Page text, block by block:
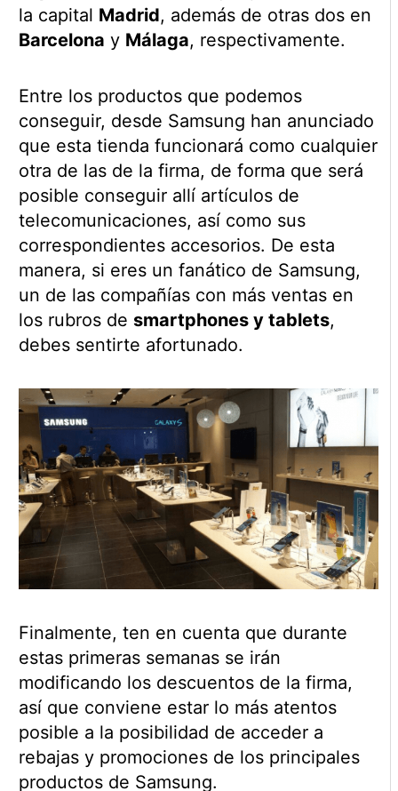
la capital Madrid, además de otras dos en
Barcelona y Málaga, respectivamente.
Entre los productos que podemos
conseguir, desde Samsung han anunciado
que esta tienda funcionará como cualquier
otra de las de la firma, de forma que será
posible conseguir allí artículos de
telecomunicaciones, así como sus
correspondientes accesorios. De esta
manera, si eres un fanático de Samsung,
un de las compañías con más ventas en
los rubros de smartphones y tablets,
debes sentirte afortunado.
Finalmente, ten en cuenta que durante
estas primeras semanas se irán
modificando los descuentos de la firma,
así que conviene estar lo más atentos
posible a la posibilidad de acceder a
rebajas y promociones de los principales
productos de Samsung.